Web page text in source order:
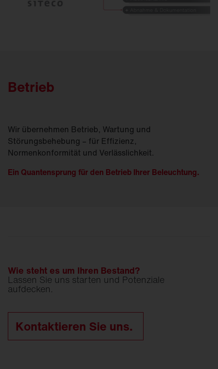
Betrieb
Wir übernehmen Betrieb, Wartung und
Störungsbehebung – für Effizienz,
Normenkonformität und Verlässlichkeit.
Ein Quantensprung für den Betrieb Ihrer Beleuchtung.
Wie steht es um Ihren Bestand?
Lassen Sie uns starten und Potenziale
aufdecken.
Kontaktieren Sie uns.